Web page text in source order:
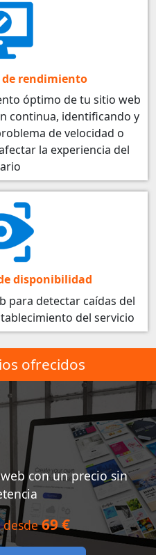
rendimiento
óptimo de tu sitio web
continua, identificando y
de velocidad o
la experiencia del
disponibilidad
para detectar caídas del
del servicio
ofrecidos
con un precio sin
desde69 €